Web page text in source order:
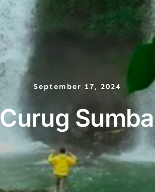
September 17, 2024
Curug Sumba